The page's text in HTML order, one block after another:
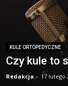
KULE ORTOPEDYCZNE
Czy kule to
Redakcja - 17 lutego